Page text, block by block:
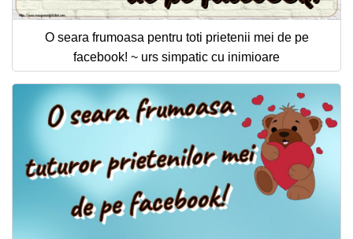
O seara frumoasa pentru toti prietenii mei de pe
facebook! ~ urs simpatic cu inimioare